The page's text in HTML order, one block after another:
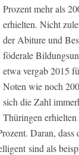
Prozent mehr als
erhielten. Nicht
der Abiture und
föderale
etwa vergab 2015
Noten wie noch
sich die Zahl
Thüringen
Daran, dass
sind als